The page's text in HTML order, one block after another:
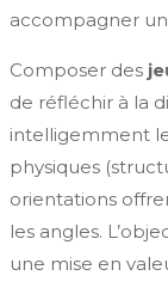
accompagner
Composer des
de réfléchir à la
intelligemment
physiques
orientations
les angles.
une mise en